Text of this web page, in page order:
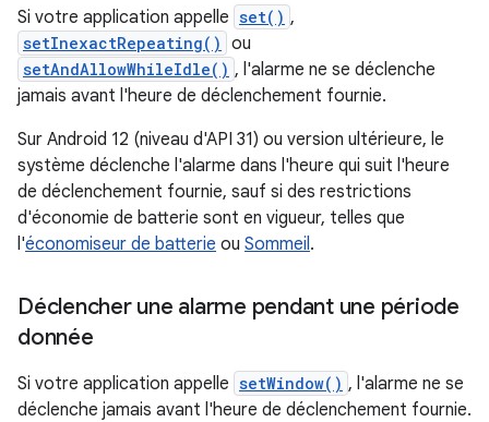
Si votre application appelle set() ,
setInexactRepeating() ou
setAndAllowWhileIdle() , l'alarme ne se déclenche
jamais avant l'heure de déclenchement fournie.
Sur Android 12 (niveau d'API 31) ou version ultérieure, le
système déclenche l'alarme dans l'heure qui suit l'heure
de déclenchement fournie, sauf si des restrictions
d'économie de batterie sont en vigueur, telles que
l'économiseur de batterie ou Sommeil.
Déclencher une alarme pendant une période
donnée
Si votre application appelle setWindow() , l'alarme ne se
déclenche jamais avant l'heure de déclenchement fournie.